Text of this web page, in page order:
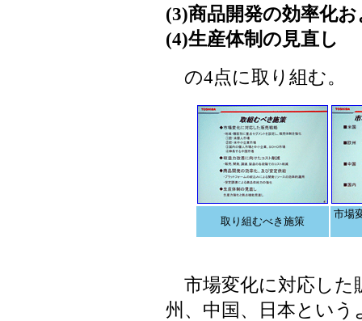
(3)商品開発の効率化
(4)生産体制の見直し
の4点に取り組む。
取り組むべき施策
市場
市場変化に対応した
州、中国、日本とい